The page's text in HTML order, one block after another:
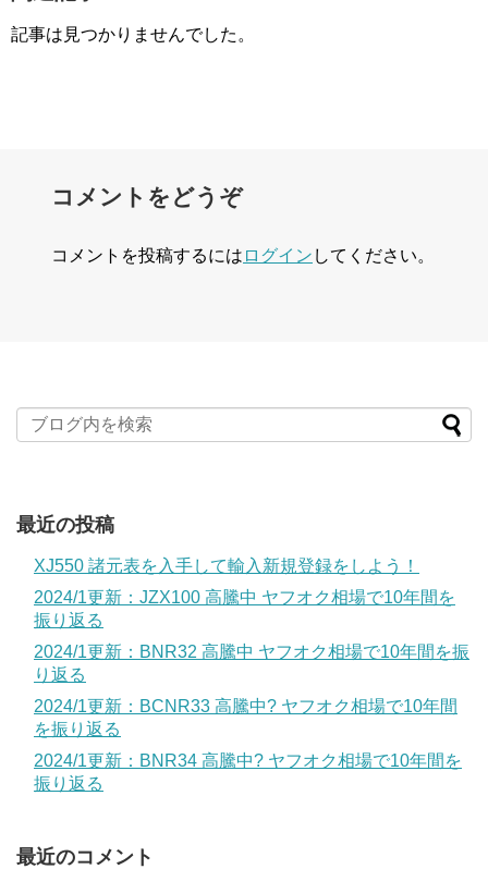
記事は見つかりませんでした。
コメントをどうぞ
コメントを投稿するには ログイン してください。
最近の投稿
XJ550 諸元表を入手して輸入新規登録をしよう！
2024/1更新：JZX100 高騰中 ヤフオク相場で10年間を
振り返る
2024/1更新：BNR32 高騰中 ヤフオク相場で10年間を振
り返る
2024/1更新：BCNR33 高騰中? ヤフオク相場で10年間
を振り返る
2024/1更新：BNR34 高騰中? ヤフオク相場で10年間を
振り返る
最近のコメント